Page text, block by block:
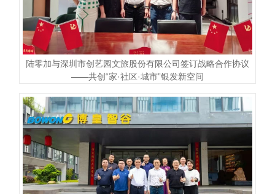
陆零加与深圳市创艺园文旅股份有限公司签订战略合作协议
——共创“家·社区·城市”银发新空间